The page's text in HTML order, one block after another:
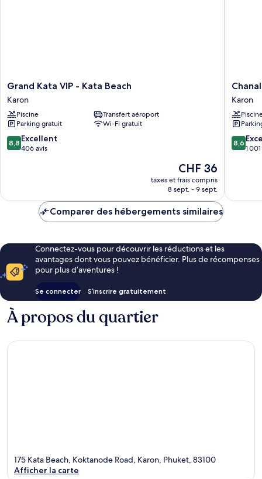
Grand
Kata
VIP
-
Kata
Beach
Karon
Grand Kata VIP - Kata Beach
Karon
Piscine
Transfert aéroport
Parking gratuit
Wi-Fi gratuit
8.8
sur
8,8 Excellent
406 avis
Le
nouveau
prix
de
CHF 36
taxes et frais compris
8 sept. - 9 sept.
Chanalai
Garden
Resort,
Kata
Beach
Karon
Karon
8.6
sur
8,6
1
Comparer des hébergements similaires
Connectez-vous pour découvrir les réductions et les
avantages dont vous pouvez bénéficier. Plus de récompenses
pour plus d’aventures !
Se connecter S’inscrire gratuitement
À propos du quartier
175 Kata Beach, Koktanode Road, Karon, Phuket, 83100
Afficher la carte